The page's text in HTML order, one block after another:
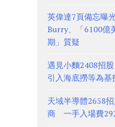
英偉達7頁備忘曝
Burry、「6100億
期」質疑
遇見小麵2408招
引入海底撈等為基
天域半導體2658
商 一手入場費